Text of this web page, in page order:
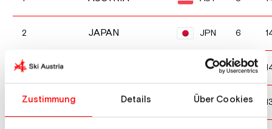
Zustimmung Details Über Cookies
2 JAPAN JPN 6
3 NOR 4
4 GERMANY GER 5